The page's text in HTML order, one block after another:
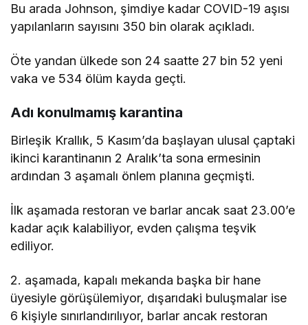
Bu arada Johnson, şimdiye kadar COVID-19 aşısı
yapılanların sayısını 350 bin olarak açıkladı.
Öte yandan ülkede son 24 saatte 27 bin 52 yeni
vaka ve 534 ölüm kayda geçti.
Adı konulmamış karantina
Birleşik Krallık, 5 Kasım’da başlayan ulusal çaptaki
ikinci karantinanın 2 Aralık’ta sona ermesinin
ardından 3 aşamalı önlem planına geçmişti.
İlk aşamada restoran ve barlar ancak saat 23.00’e
kadar açık kalabiliyor, evden çalışma teşvik
ediliyor.
2. aşamada, kapalı mekanda başka bir hane
üyesiyle görüşülemiyor, dışarıdaki buluşmalar ise
6 kişiyle sınırlandırılıyor, barlar ancak restoran